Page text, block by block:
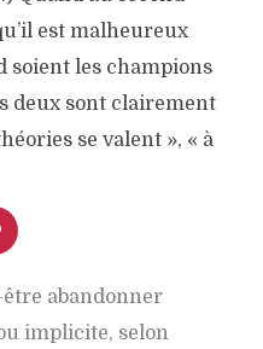
est malheureux
soient les champions
deux sont clairement
se valent », « à
abandonner
implicite, selon